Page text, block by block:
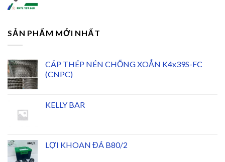
SẢN PHẨM MỚI NHẤT
CÁP THÉP NÉN CHỐNG XOẮN K4x39S-FC
(CNPC)
KELLY BAR
LỢI KHOAN ĐÁ B80/2